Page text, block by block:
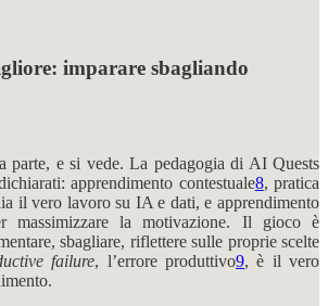
imparare sbagliando
parte, e si vede. La pedagogia di AI Quests
apprendimento contestuale8, pratica
il vero lavoro su IA e dati, e apprendimento
massimizzare la motivazione. Il gioco è
sbagliare, riflettere sulle proprie scelte
failure, l’errore produttivo9, è il vero